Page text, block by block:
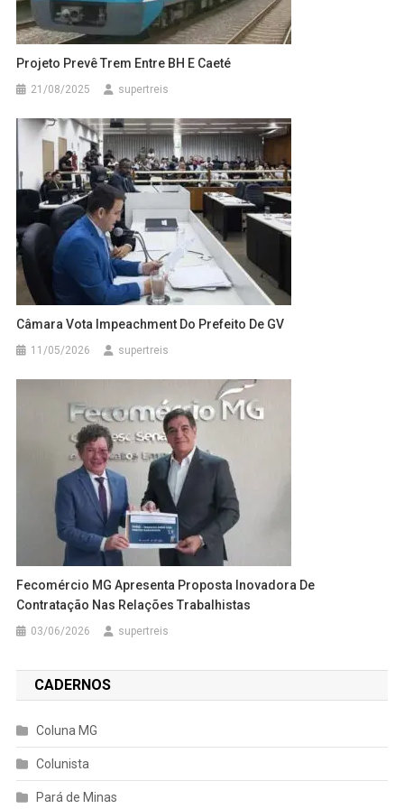
Projeto Prevê Trem Entre BH E Caeté
21/08/2025 supertreis
Câmara Vota Impeachment Do Prefeito De GV
11/05/2026 supertreis
Fecomércio MG Apresenta Proposta Inovadora De
Contratação Nas Relações Trabalhistas
03/06/2026 supertreis
CADERNOS
Coluna MG
Colunista
Pará de Minas